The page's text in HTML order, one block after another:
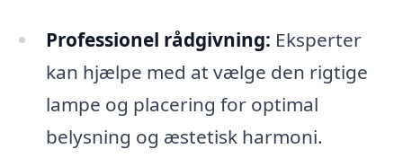
Professionel rådgivning: Eksperter
kan hjælpe med at vælge den rigtige
lampe og placering for optimal
belysning og æstetisk harmoni.